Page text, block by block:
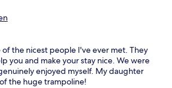
of the nicest people I've ever met. They
you and make your stay nice. We were
enjoyed myself. My daughter
the huge trampoline!